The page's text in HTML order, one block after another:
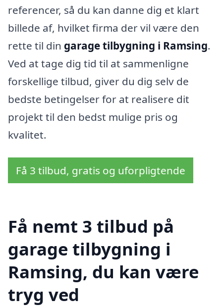
referencer, så du kan danne dig et klart
billede af, hvilket firma der vil være den
rette til din garage tilbygning i Ramsing.
Ved at tage dig tid til at sammenligne
forskellige tilbud, giver du dig selv de
bedste betingelser for at realisere dit
projekt til den bedst mulige pris og
kvalitet.
Få 3 tilbud, gratis og uforpligtende
Få nemt 3 tilbud på
garage tilbygning i
Ramsing, du kan være
tryg ved